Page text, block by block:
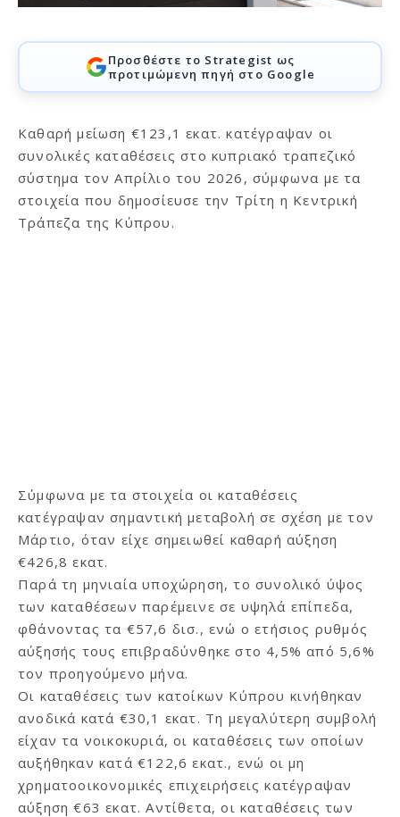
Προσθέστε το Strategist ως
προτιμώμενη πηγή στο Google
Καθαρή μείωση €123,1 εκατ. κατέγραψαν οι
συνολικές καταθέσεις στο κυπριακό τραπεζικό
σύστημα τον Απρίλιο του 2026, σύμφωνα με τα
στοιχεία που δημοσίευσε την Τρίτη η Κεντρική
Τράπεζα της Κύπρου.
Σύμφωνα με τα στοιχεία οι καταθέσεις
κατέγραψαν σημαντική μεταβολή σε σχέση με τον
Μάρτιο, όταν είχε σημειωθεί καθαρή αύξηση
€426,8 εκατ.
Παρά τη μηνιαία υποχώρηση, το συνολικό ύψος
των καταθέσεων παρέμεινε σε υψηλά επίπεδα,
φθάνοντας τα €57,6 δισ., ενώ ο ετήσιος ρυθμός
αύξησής τους επιβραδύνθηκε στο 4,5% από 5,6%
τον προηγούμενο μήνα.
Οι καταθέσεις των κατοίκων Κύπρου κινήθηκαν
ανοδικά κατά €30,1 εκατ. Τη μεγαλύτερη συμβολή
είχαν τα νοικοκυριά, οι καταθέσεις των οποίων
αυξήθηκαν κατά €122,6 εκατ., ενώ οι μη
χρηματοοικονομικές επιχειρήσεις κατέγραψαν
αύξηση €63 εκατ. Αντίθετα, οι καταθέσεις των